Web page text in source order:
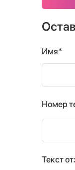
Имя*
Номер
Текст